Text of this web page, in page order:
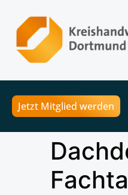
Jetzt Mitglied werden